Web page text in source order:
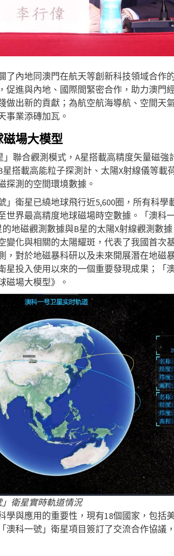
了內地同澳門在航天等創新科技領域合作
促進與內地、國際間緊密合作，助力澳門
做出新的貢獻；為航空航海導航、空間天
事業添磚加瓦。
磁場大模型
」聯合觀測模式，A星搭載高精度矢量磁
搭載高能粒子探測計、太陽X射線儀等載
探測的空間環境數據。
」衛星已繞地球飛行近5,600圈，所有科學
世界最高精度地球磁場時空數據。「澳科
地磁觀測數據與B星的太陽X射線觀測數
變化與相關的太陽耀斑，代表了我國首次
，對於地磁暴科研以及未來開展潛在地磁
星投入使用以來的一個重要發現成果；「
磁場大模型》。
」衛星實時軌道情況
學與應用的重要性，現有18個國家，包括
澳科一號」衛星項目簽訂了交流合作協議